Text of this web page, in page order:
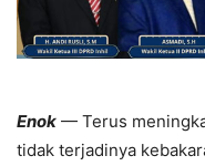
Enok — Terus
tidak terjadinya